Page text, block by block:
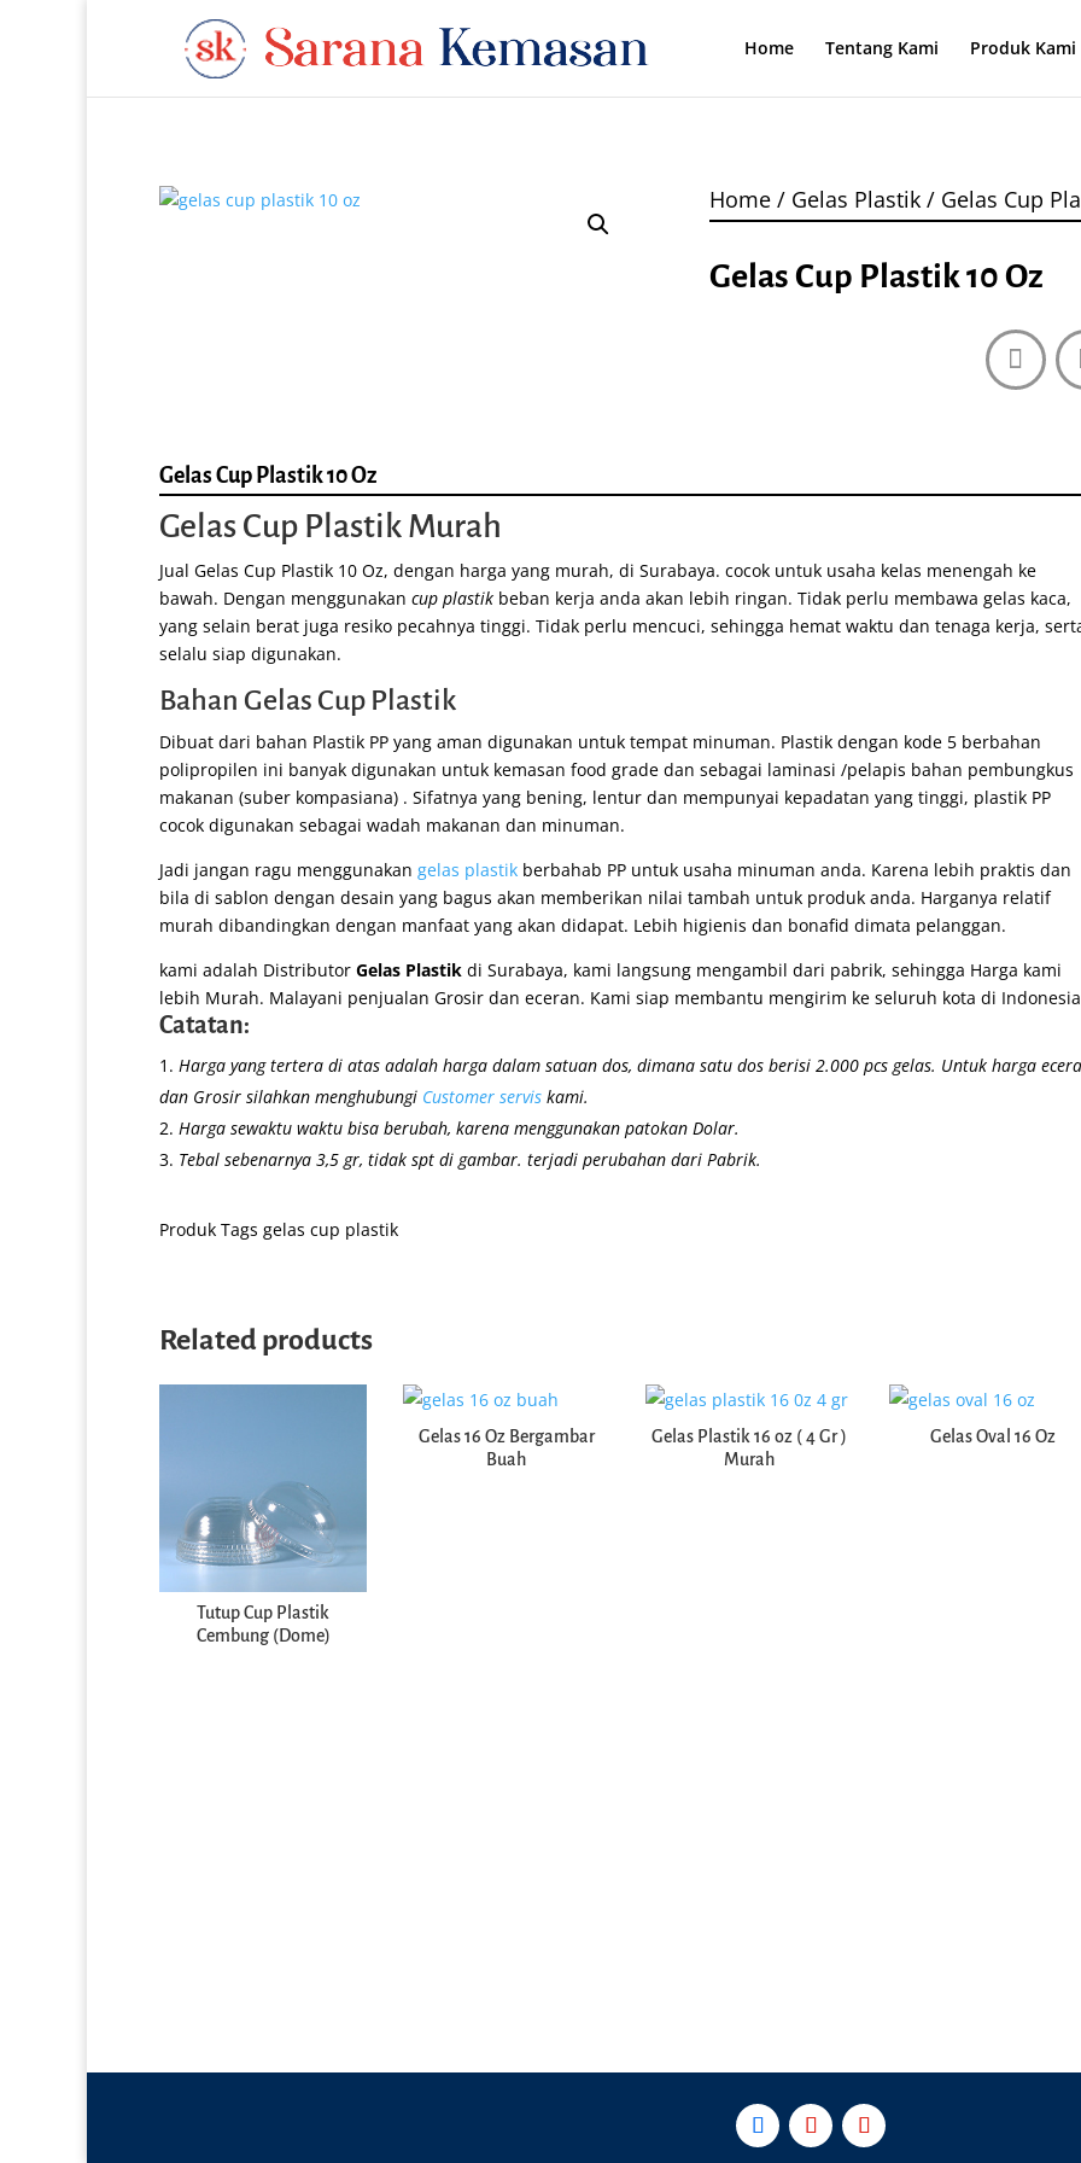
Home Tentang Kami Produk Kami
Home/ Gelas Plastik/ Gelas Cup
Gelas Cup Plastik 10 Oz
Gelas Cup Plastik 10 Oz
Gelas Cup Plastik Murah
Jual Gelas Cup Plastik 10 Oz, dengan harga yang murah, di Surabaya. cocok untuk usaha kelas menengah ke
bawah. Dengan menggunakan cup plastik beban kerja anda akan lebih ringan. Tidak perlu membawa gelas kaca,
yang selain berat juga resiko pecahnya tinggi. Tidak perlu mencuci, sehingga hemat waktu dan tenaga kerja,
selalu siap digunakan.
Bahan Gelas Cup Plastik
Dibuat dari bahan Plastik PP yang aman digunakan untuk tempat minuman. Plastik dengan kode 5 berbahan
polipropilen ini banyak digunakan untuk kemasan food grade dan sebagai laminasi /pelapis bahan pembungkus
makanan (suber kompasiana) . Sifatnya yang bening, lentur dan mempunyai kepadatan yang tinggi, plastik PP
cocok digunakan sebagai wadah makanan dan minuman.
Jadi jangan ragu menggunakan gelas plastik berbahab PP untuk usaha minuman anda. Karena lebih praktis dan
bila di sablon dengan desain yang bagus akan memberikan nilai tambah untuk produk anda. Harganya relatif
murah dibandingkan dengan manfaat yang akan didapat. Lebih higienis dan bonafid dimata pelanggan.
kami adalah Distributor Gelas Plastik di Surabaya, kami langsung mengambil dari pabrik, sehingga Harga kami
lebih Murah. Malayani penjualan Grosir dan eceran. Kami siap membantu mengirim ke seluruh kota di
Catatan:
Harga yang tertera di atas adalah harga dalam satuan dos, dimana satu dos berisi 2.000 pcs gelas. Untuk harga
dan Grosir silahkan menghubungi Customer servis kami.
Harga sewaktu waktu bisa berubah, karena menggunakan patokan Dolar.
Tebal sebenarnya 3,5 gr, tidak spt di gambar. terjadi perubahan dari Pabrik.
Produk Tags gelas cup plastik
Related products
Tutup Cup Plastik
Cembung (Dome)
Gelas 16 Oz Bergambar
Buah
Gelas Plastik 16 oz ( 4 Gr )
Murah
Gelas Oval 16 Oz
Sleeve Paper Cup 8 oz
Paper Bowl 23 oz Polos